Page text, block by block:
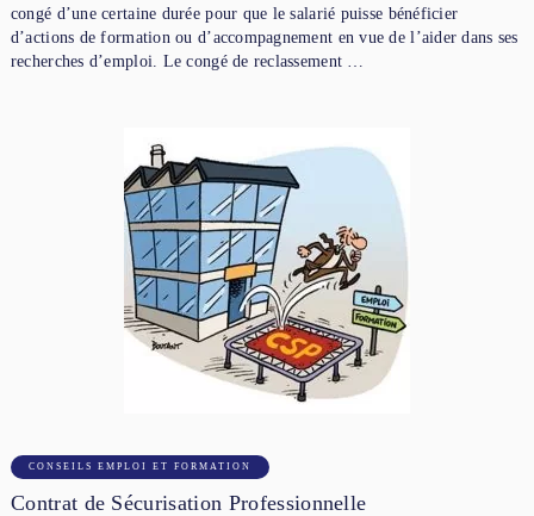
congé d’une certaine durée pour que le salarié puisse bénéficier
d’actions de formation ou d’accompagnement en vue de l’aider dans ses
recherches d’emploi. Le congé de reclassement …
CONSEILS EMPLOI ET FORMATION
Contrat de Sécurisation Professionnelle